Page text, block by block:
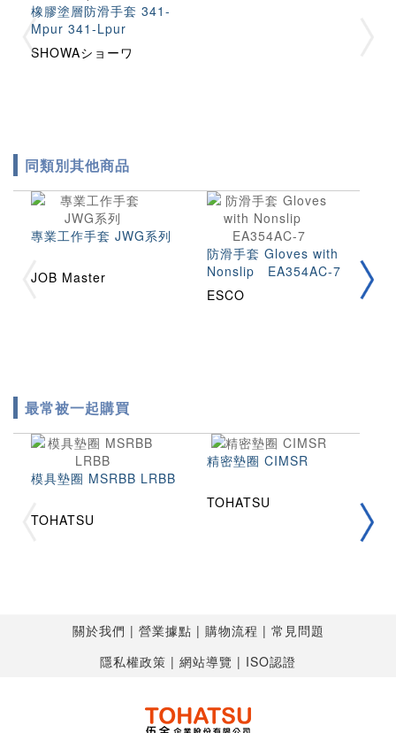
橡膠塗層防滑手套 341-
Mpur 341-Lpur
SHOWAショーワ
同類別其他商品
專業工作手套 JWG系列
JOB Master
防滑手套 Gloves with
Nonslip EA354AC-7
ESCO
最常被一起購買
模具墊圈 MSRBB LRBB
TOHATSU
精密墊圈 CIMSR
TOHATSU
關於我們 營業據點 購物流程
常見問題
隱私權政策
網站導覽 ISO認證